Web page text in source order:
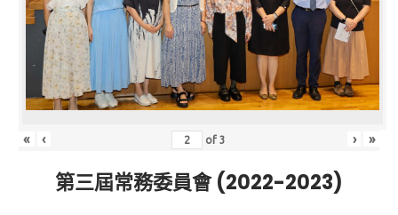
« ‹ of3 › »
第三屆常務委員會 (2022-2023)